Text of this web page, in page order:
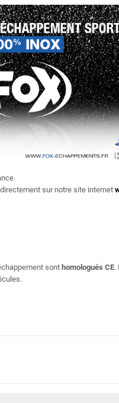
sur notre site internet
sont homologués CE.